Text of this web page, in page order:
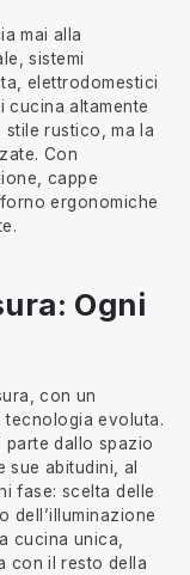
mai alla
sistemi
elettrodomestici
cucina altamente
stile rustico, ma la
Con
cappe
ergonomiche
Ogni
con un
tecnologia evoluta.
dallo spazio
sue abitudini, al
fase: scelta delle
dell’illuminazione
cucina unica,
con il resto della